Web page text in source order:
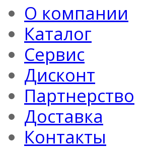
О компании
Каталог
Сервис
Дисконт
Партнерство
Доставка
Контакты